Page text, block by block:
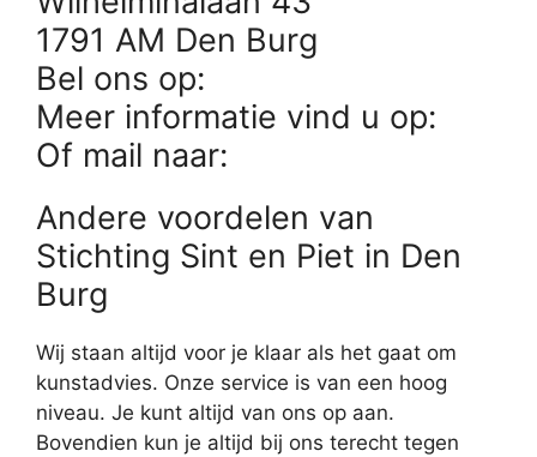
1791 AM Den Burg
Bel ons op:
Meer informatie vind u op:
Of mail naar:
Andere voordelen van
Stichting Sint en Piet in Den
Burg
Wij staan altijd voor je klaar als het gaat om
kunstadvies. Onze service is van een hoog
niveau. Je kunt altijd van ons op aan.
Bovendien kun je altijd bij ons terecht tegen